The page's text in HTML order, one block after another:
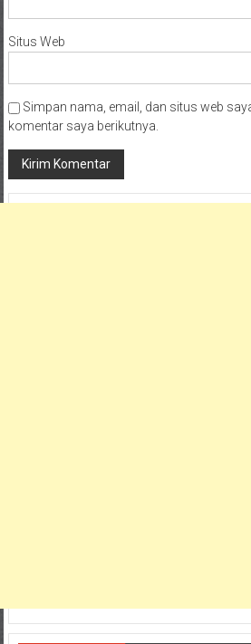
Situs Web
Simpan nama, email, dan situs web
komentar saya berikutnya.